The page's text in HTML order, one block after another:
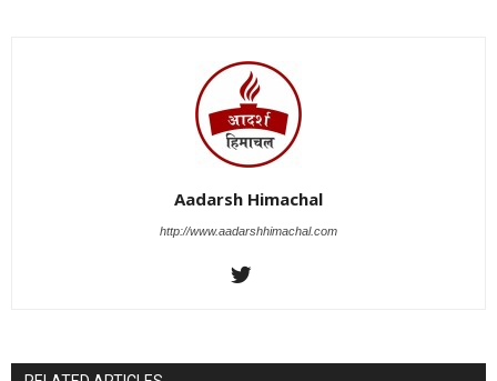
Aadarsh Himachal
http://www.aadarshhimachal.com